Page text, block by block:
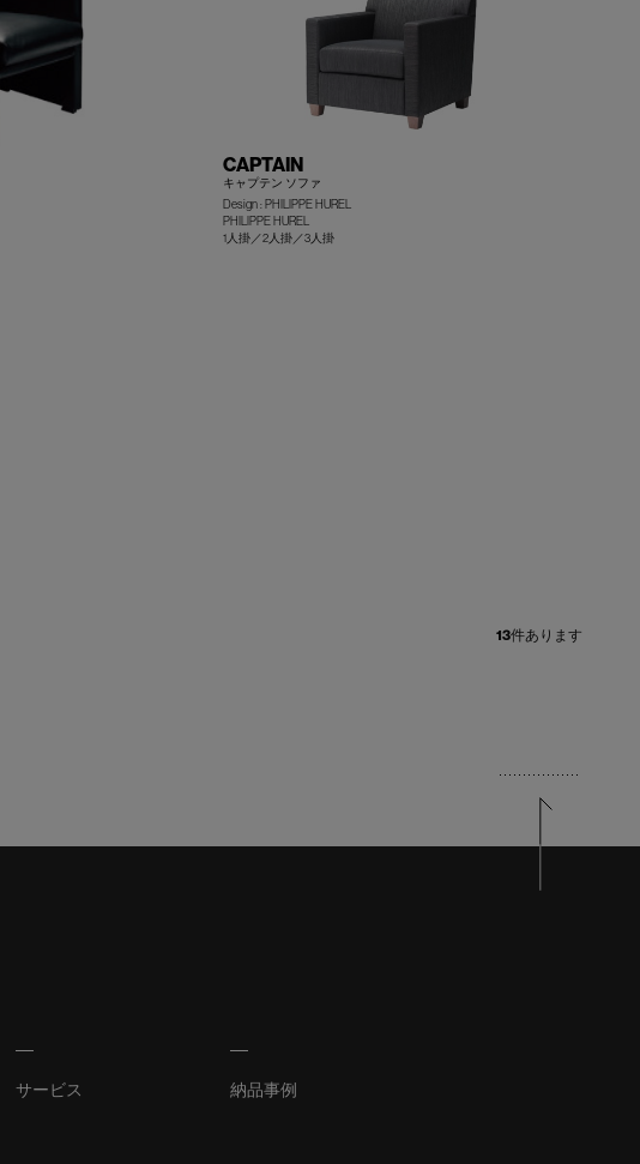
CAPTAIN
キャプテン ソファ
Design : PHILIPPE HUREL
PHILIPPE HUREL
1人掛／2人掛／3人掛
13件あります
サービス 納品事例